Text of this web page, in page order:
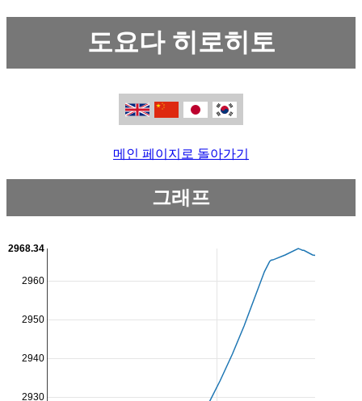
도요다 히로히토
메인 페이지로 돌아가기
그래프
2930
2940
2950
2960
2968.34